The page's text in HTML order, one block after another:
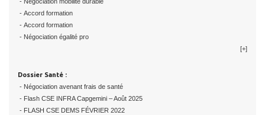
- Accord formation
- Accord formation
- Négociation égalité pro
[+]
Dossier Santé :
- Négociation avenant frais de santé
- Flash CSE INFRA Capgemini – Août 2025
- FLASH CSE DEMS FÉVRIER 2022